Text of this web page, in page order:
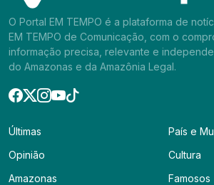
O Portal EM TEMPO é a plataforma de
EM TEMPO de Comunicação, com o
informação precisa, relevante e
do Amazonas e da Amazônia Legal.
Últimas
Opinião
Amazonas
País e
Cultura
Famosos